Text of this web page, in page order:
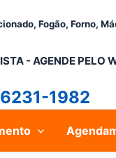
Fogão, Forno,
- AGENDE PELO
1982